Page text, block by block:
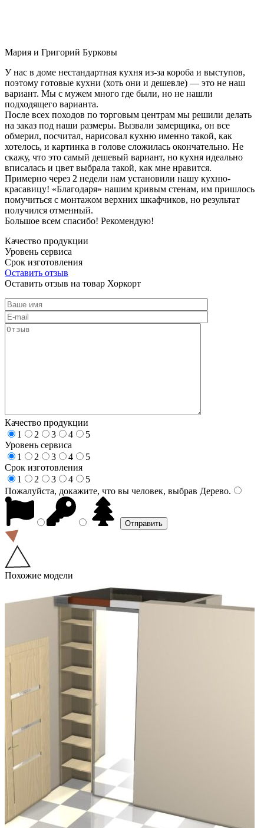
Мария и Григорий Бурковы
У нас в доме нестандартная кухня из-за короба и выступов,
поэтому готовые кухни (хоть они и дешевле) — это не наш
вариант. Мы с мужем много где были, но не нашли
подходящего варианта.
После всех походов по торговым центрам мы решили делать
на заказ под наши размеры. Вызвали замерщика, он все
обмерил, посчитал, нарисовал кухню именно такой, как
хотелось, и картинка в голове сложилась окончательно. Не
скажу, что это самый дешевый вариант, но кухня идеально
вписалась и цвет выбрала такой, как мне нравится.
Примерно через 2 недели нам установили нашу кухню-
красавицу! «Благодаря» нашим кривым стенам, им пришлось
помучиться с монтажом верхних шкафчиков, но результат
получился отменный.
Большое всем спасибо! Рекомендую!
Качество продукции
Уровень сервиса
Срок изготовления
Оставить отзыв
Оставить отзыв на товар Хоркорт
Качество продукции
1
2 3 4
5
Уровень сервиса
1
2 3 4
5
Срок изготовления
1
2 3 4
5
Пожалуйста, докажите, что вы человек, выбрав Дерево.
Похожие модели